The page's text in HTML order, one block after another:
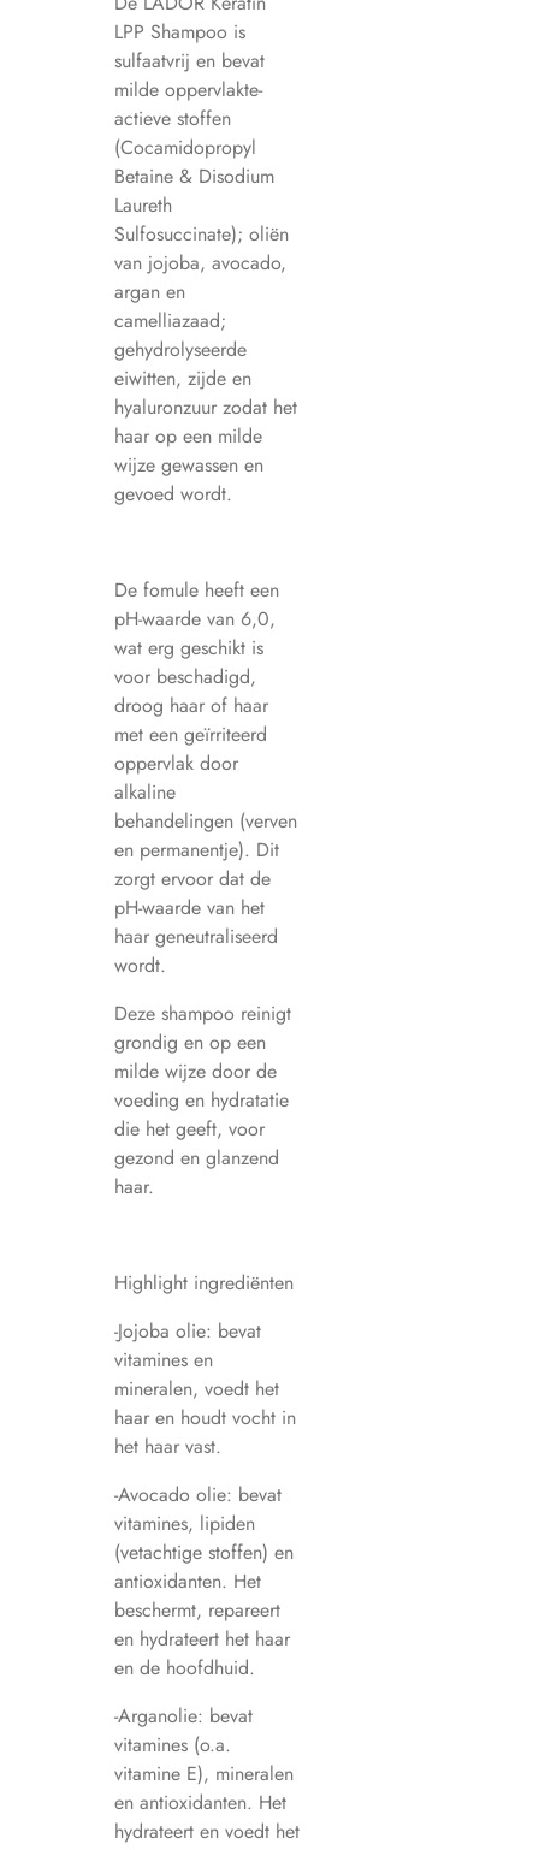
LPP Shampoo is
sulfaatvrij en bevat
milde oppervlakte-
actieve stoffen
(Cocamidopropyl
Betaine & Disodium
Laureth
Sulfosuccinate); oliën
van jojoba, avocado,
argan en
camelliazaad;
gehydrolyseerde
eiwitten, zijde en
hyaluronzuur zodat het
haar op een milde
wijze gewassen en
gevoed wordt.
De fomule heeft een
pH-waarde van 6,0,
wat erg geschikt is
voor beschadigd,
droog haar of haar
met een geïrriteerd
oppervlak door
alkaline
behandelingen (verven
en permanentje). Dit
zorgt ervoor dat de
pH-waarde van het
haar geneutraliseerd
wordt.
Deze shampoo reinigt
grondig en op een
milde wijze door de
voeding en hydratatie
die het geeft, voor
gezond en glanzend
haar.
Highlight ingrediënten
-Jojoba olie: bevat
vitamines en
mineralen, voedt het
haar en houdt vocht in
het haar vast.
-Avocado olie: bevat
vitamines, lipiden
(vetachtige stoffen) en
antioxidanten. Het
beschermt, repareert
en hydrateert het haar
en de hoofdhuid.
-Arganolie: bevat
vitamines (o.a.
vitamine E), mineralen
en antioxidanten. Het
hydrateert en voedt het